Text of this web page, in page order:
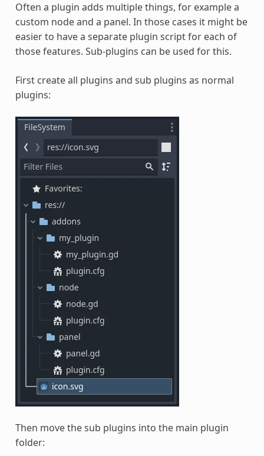
Often a plugin adds multiple things, for example a
custom node and a panel. In those cases it might be
easier to have a separate plugin script for each of
those features. Sub-plugins can be used for this.
First create all plugins and sub plugins as normal
plugins:
Then move the sub plugins into the main plugin
folder: